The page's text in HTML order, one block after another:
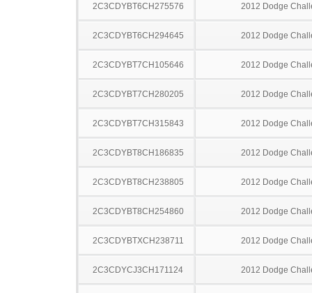
2C3CDYBT6CH275576 2012 Dodge
2C3CDYBT6CH294645 2012 Dodge
2C3CDYBT7CH105646 2012 Dodge
2C3CDYBT7CH280205 2012 Dodge
2C3CDYBT7CH315843 2012 Dodge
2C3CDYBT8CH186835 2012 Dodge
2C3CDYBT8CH238805 2012 Dodge
2C3CDYBT8CH254860 2012 Dodge
2C3CDYBTXCH238711 2012 Dodge
2C3CDYCJ3CH171124 2012 Dodge